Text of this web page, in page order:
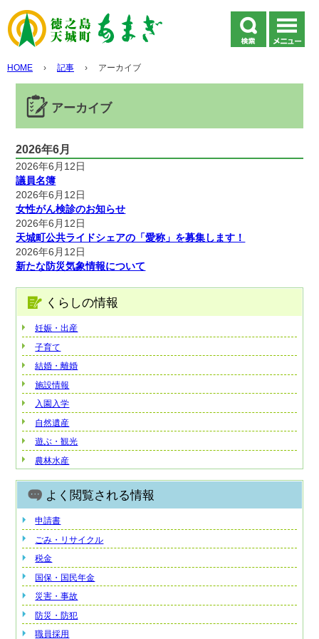
HOME › 記事 › アーカイブ
アーカイブ
2026年6月
2026年6月12日
議員名簿
2026年6月12日
女性がん検診のお知らせ
2026年6月12日
天城町公共ライドシェアの「愛称」を募集します！
2026年6月12日
新たな防災気象情報について
くらしの情報
妊娠・出産
子育て
結婚・離婚
施設情報
入園入学
自然遺産
遊ぶ・観光
農林水産
よく閲覧される情報
申請書
ごみ・リサイクル
税金
国保・国民年金
災害・事故
防災・防犯
職員採用